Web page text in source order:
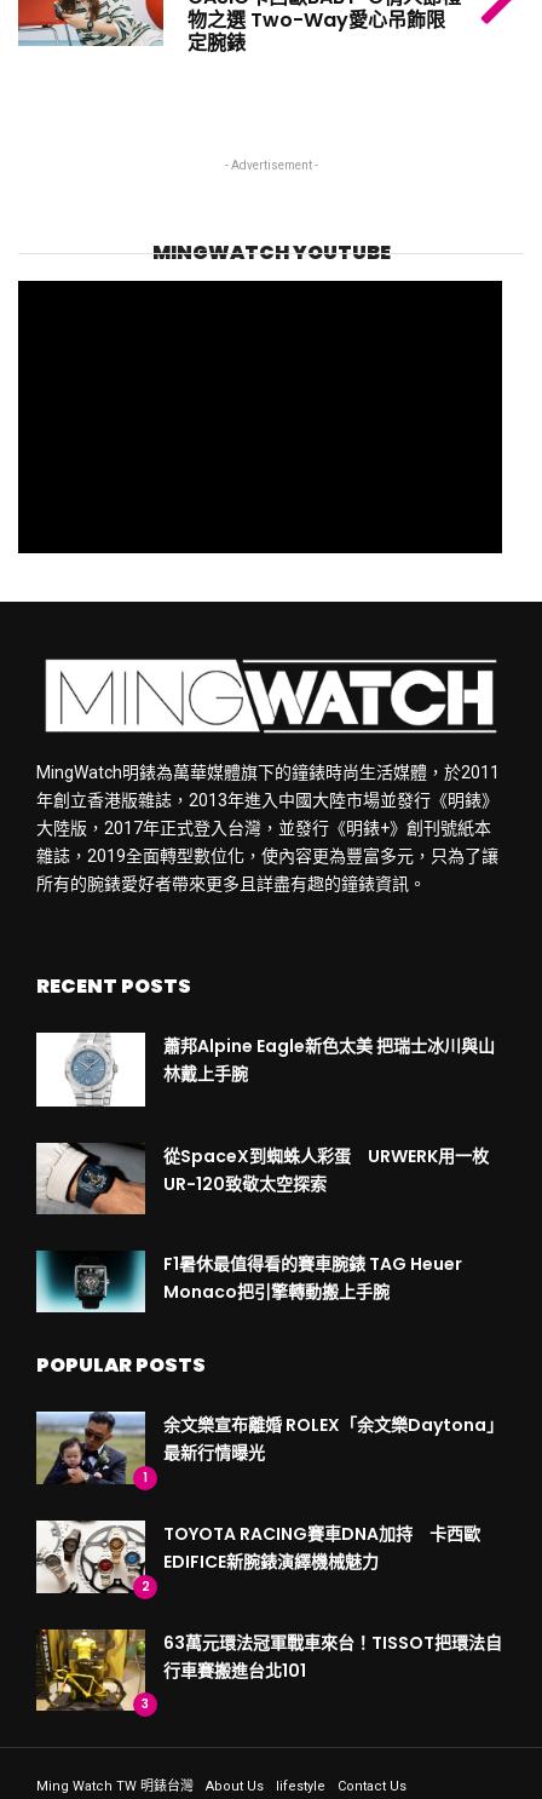
物之選 Two-Way愛心吊飾限
定腕錶
- Advertisement -
MINGWATCH YOUTUBE
MingWatch明錶為萬華媒體旗下的鐘錶時尚生活媒體，於2011
年創立香港版雜誌，2013年進入中國大陸市場並發行《明錶》
大陸版，2017年正式登入台灣，並發行《明錶+》創刊號紙本
雜誌，2019全面轉型數位化，使內容更為豐富多元，只為了讓
所有的腕錶愛好者帶來更多且詳盡有趣的鐘錶資訊。
RECENT POSTS
蕭邦Alpine Eagle新色太美 把瑞士冰川與山
林戴上手腕
從SpaceX到蜘蛛人彩蛋 URWERK用一枚
UR-120致敬太空探索
F1暑休最值得看的賽車腕錶 TAG Heuer
Monaco把引擎轉動搬上手腕
POPULAR POSTS
1
余文樂宣布離婚 ROLEX「余文樂Daytona」
最新行情曝光
2
TOYOTA RACING賽車DNA加持 卡西歐
EDIFICE新腕錶演繹機械魅力
3
63萬元環法冠軍戰車來台！TISSOT把環法自
行車賽搬進台北101
Ming Watch TW 明錶台灣 About Us lifestyle Contact Us